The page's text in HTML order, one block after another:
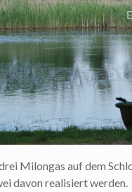
Milongas auf dem
davon realisiert werden.